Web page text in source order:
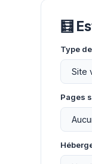
🧮
Type
Pages